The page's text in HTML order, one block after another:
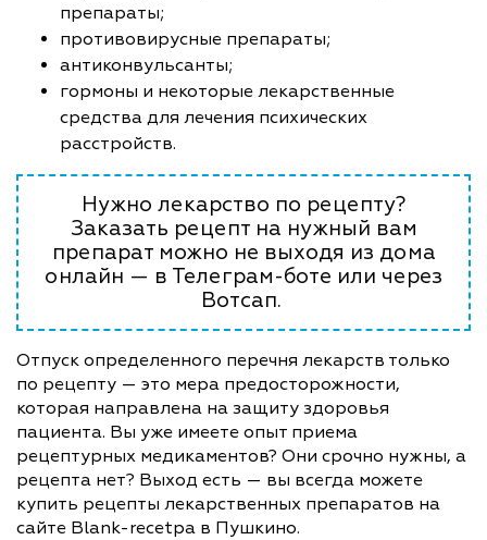
препараты;
противовирусные препараты;
антиконвульсанты;
гормоны и некоторые лекарственные
средства для лечения психических
расстройств.
Нужно лекарство по рецепту?
Заказать рецепт на нужный вам
препарат можно не выходя из дома
онлайн — в Телеграм-боте или через
Вотсап.
Отпуск определенного перечня лекарств только
по рецепту — это мера предосторожности,
которая направлена на защиту здоровья
пациента. Вы уже имеете опыт приема
рецептурных медикаментов? Они срочно нужны, а
рецепта нет? Выход есть — вы всегда можете
купить рецепты лекарственных препаратов на
сайте Blank-recetpa в Пушкино.